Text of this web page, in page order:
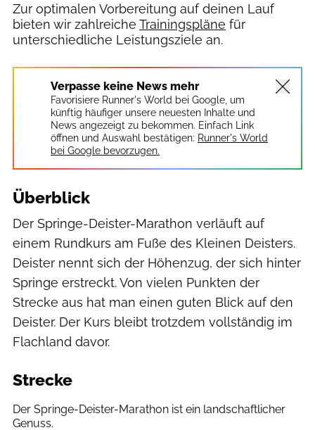
Zur optimalen Vorbereitung auf deinen Lauf
bieten wir zahlreiche Trainingspläne für
unterschiedliche Leistungsziele an.
Verpasse keine News mehr
Favorisiere Runner's World bei Google, um
künftig häufiger unsere neuesten Inhalte und
News angezeigt zu bekommen. Einfach Link
öffnen und Auswahl bestätigen: Runner's World
bei Google bevorzugen.
Überblick
Der Springe-Deister-Marathon verläuft auf
einem Rundkurs am Fuße des Kleinen Deisters.
Deister nennt sich der Höhenzug, der sich hinter
Springe erstreckt. Von vielen Punkten der
Strecke aus hat man einen guten Blick auf den
Deister. Der Kurs bleibt trotzdem vollständig im
Flachland davor.
Strecke
Der Springe-Deister-Marathon ist ein landschaftlicher
Genuss.